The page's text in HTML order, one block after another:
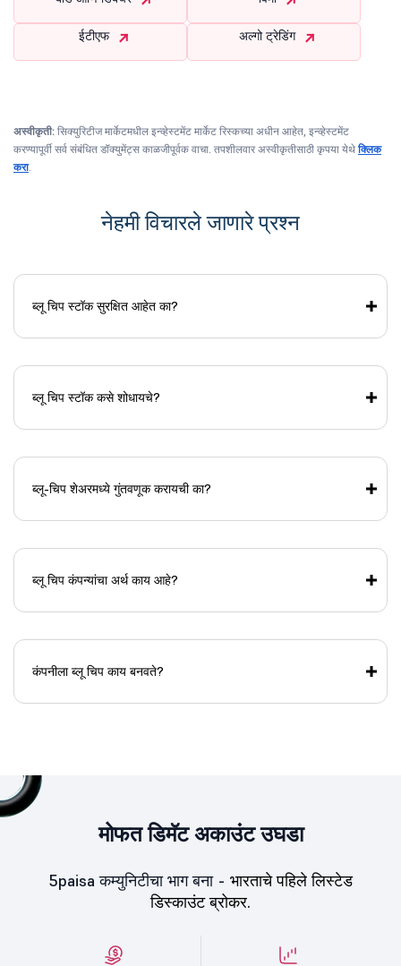
ईटीएफ अल्गो ट्रेडिंग
अस्वीकृती: सिक्युरिटीज मार्केटमधील इन्व्हेस्टमेंट मार्केट रिस्कच्या अधीन आहेत, इन्व्हेस्टमेंट
करण्यापूर्वी सर्व संबंधित डॉक्युमेंट्स काळजीपूर्वक वाचा. तपशीलवार अस्वीकृतीसाठी कृपया येथेक्लिक
करा.
नेहमी विचारले जाणारे प्रश्न
ब्लू चिप स्टॉक सुरक्षित आहेत का?
ब्लू चिप स्टॉक कसे शोधायचे?
ब्लू-चिप शेअरमध्ये गुंतवणूक करायची का?
ब्लू चिप कंपन्यांचा अर्थ काय आहे?
कंपनीला ब्लू चिप काय बनवते?
मोफत डिमॅट अकाउंट उघडा
5paisa कम्युनिटीचा भाग बना - भारताचे पहिले लिस्टेड
डिस्काउंट ब्रोकर.